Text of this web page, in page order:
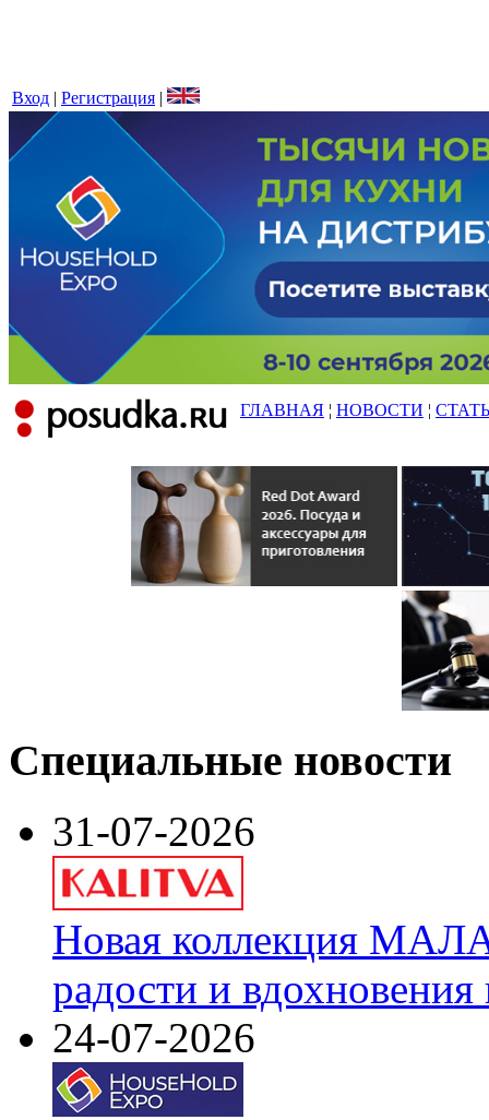
Вход | Регистрация |
ГЛАВНАЯ ¦ НОВОСТИ ¦
Специальные новости
31-07-2026
Новая коллекция
радости и
24-07-2026